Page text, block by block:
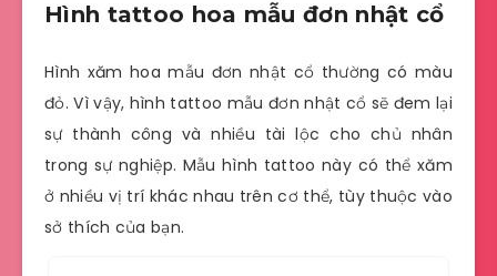
Hình tattoo hoa mẫu đơn nhật cổ
Hình xăm hoa mẫu đơn nhật cổ thường có màu
đỏ. Vì vậy, hình tattoo mẫu đơn nhật cổ sẽ đem lại
sự thành công và nhiều tài lộc cho chủ nhân
trong sự nghiệp. Mẫu hình tattoo này có thể xăm
ở nhiều vị trí khác nhau trên cơ thể, tùy thuộc vào
sở thích của bạn.